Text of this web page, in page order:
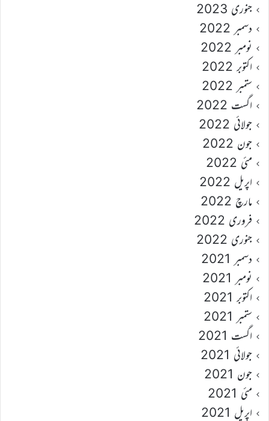
جنوری 2023
دسمبر 2022
نومبر 2022
اکتوبر 2022
ستمبر 2022
اگست 2022
جولائی 2022
جون 2022
مئی 2022
اپریل 2022
مارچ 2022
فروری 2022
جنوری 2022
دسمبر 2021
نومبر 2021
اکتوبر 2021
ستمبر 2021
اگست 2021
جولائی 2021
جون 2021
مئی 2021
اپریل 2021